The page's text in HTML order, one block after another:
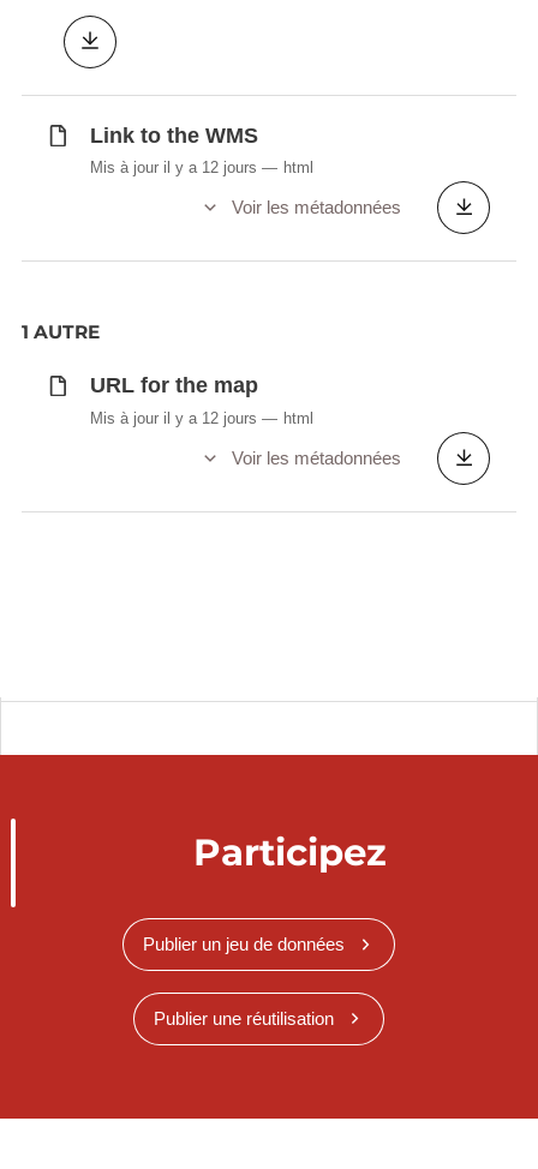
Link to the WMS
Mis à jour il y a 12 jours html
Voir les métadonnées
1 AUTRE
URL for the map
Mis à jour il y a 12 jours html
Voir les métadonnées
Participez
Publier un jeu de données
Publier une réutilisation